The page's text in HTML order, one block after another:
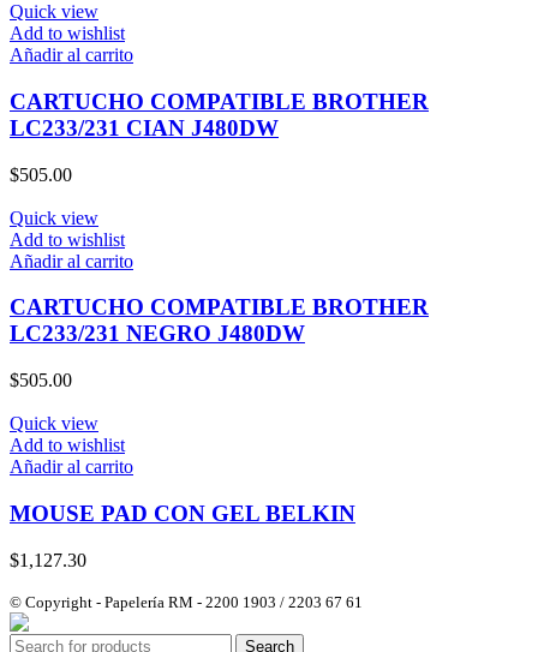
Quick view
Add to wishlist
Añadir al carrito
CARTUCHO COMPATIBLE BROTHER
LC233/231 CIAN J480DW
$505.00
Quick view
Add to wishlist
Añadir al carrito
CARTUCHO COMPATIBLE BROTHER
LC233/231 NEGRO J480DW
$505.00
Quick view
Add to wishlist
Añadir al carrito
MOUSE PAD CON GEL BELKIN
$1,127.30
© Copyright - Papelería RM - 2200 1903 / 2203 67 61
Search